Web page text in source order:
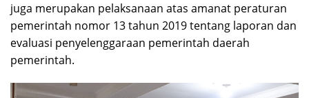
juga merupakan pelaksanaan atas amanat peraturan
pemerintah nomor 13 tahun 2019 tentang laporan dan
evaluasi penyelenggaraan pemerintah daerah
pemerintah.